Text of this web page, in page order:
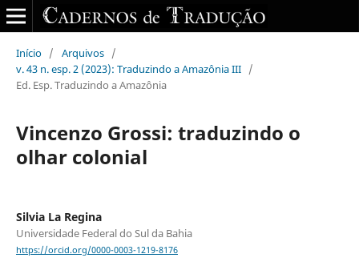
Início / Arquivos /
v. 43 n. esp. 2 (2023): Traduzindo a Amazônia III /
Ed. Esp. Traduzindo a Amazônia
Vincenzo Grossi: traduzindo o
olhar colonial
Silvia La Regina
Universidade Federal do Sul da Bahia
https://orcid.org/0000-0003-1219-8176